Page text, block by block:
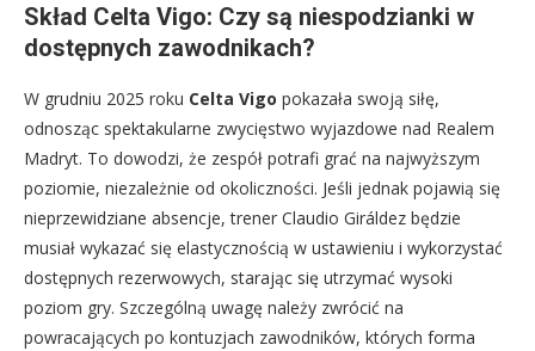
Skład Celta Vigo: Czy są niespodzianki w
dostępnych zawodnikach?
W grudniu 2025 roku Celta Vigo pokazała swoją siłę,
odnosząc spektakularne zwycięstwo wyjazdowe nad Realem
Madryt. To dowodzi, że zespół potrafi grać na najwyższym
poziomie, niezależnie od okoliczności. Jeśli jednak pojawią się
nieprzewidziane absencje, trener Claudio Giráldez będzie
musiał wykazać się elastycznością w ustawieniu i wykorzystać
dostępnych rezerwowych, starając się utrzymać wysoki
poziom gry. Szczególną uwagę należy zwrócić na
powracających po kontuzjach zawodników, których forma